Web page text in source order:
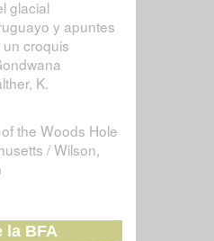
glacial
y apuntes
un croquis
K.
the Woods Hole
/ Wilson,
la BFA